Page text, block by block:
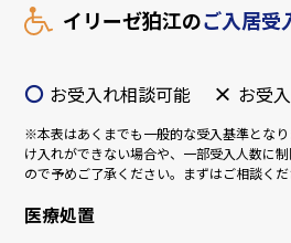
イリーゼ狛江のご入居受
〇 お受入れ相談可能 × お受
※本表はあくまでも一般的な受入基準とな
け入れができない場合や、一部受入人数に
ので予めご了承ください。まずはご相談くだ
医療処置